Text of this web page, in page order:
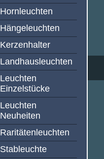
Hornleuchten
Hängeleuchten
Kerzenhalter
Landhausleuchten
Leuchten
Einzelstücke
Leuchten
Neuheiten
Raritätenleuchten
Stableuchte